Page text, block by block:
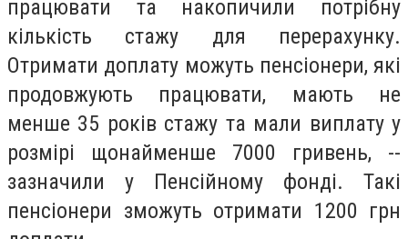
працювати та накопичили потрібну
кількість стажу для перерахунку.
Отримати доплату можуть пенсіонери, які
продовжують працювати, мають не
менше 35 років стажу та мали виплату у
розмірі щонайменше 7000 гривень, --
зазначили у Пенсійному фонді. Такі
пенсіонери зможуть отримати 1200 грн